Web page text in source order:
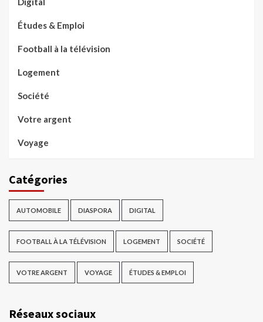
Études & Emploi
Football à la télévision
Logement
Société
Votre argent
Voyage
Catégories
AUTOMOBILE DIASPORA DIGITAL
FOOTBALL À LA TÉLÉVISION LOGEMENT SOCIÉTÉ
VOTRE ARGENT VOYAGE ÉTUDES & EMPLOI
Réseaux sociaux